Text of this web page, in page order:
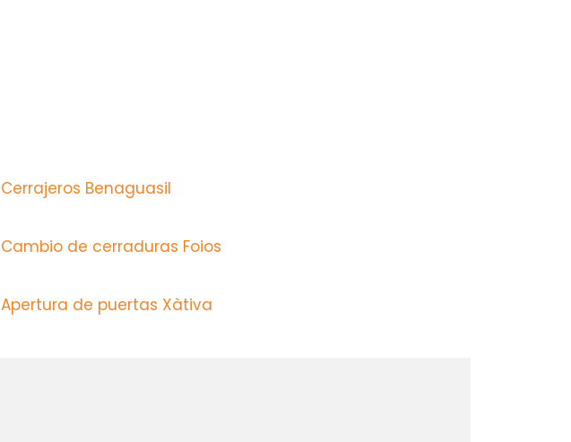
Cerrajeros Benaguasil
Cambio de cerraduras Foios
Apertura de puertas Xàtiva